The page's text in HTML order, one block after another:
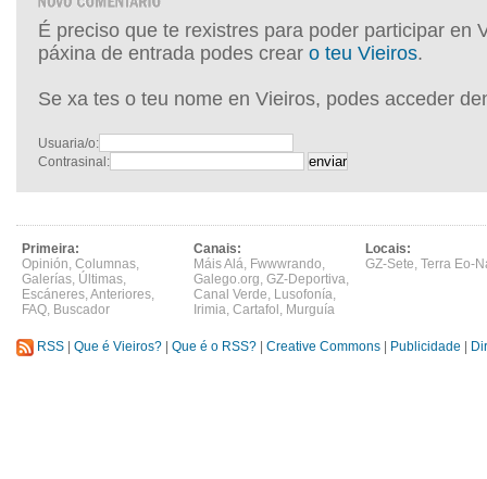
É preciso que te rexistres para poder participar en
páxina de entrada podes crear o teu Vieiros.
Se xa tes o teu nome en Vieiros, podes acceder
Usuaria/o:
Contrasinal:
Primeira:
Opinión, Columnas,
Galerías, Últimas,
Escáneres,Anteriores,
FAQ, Buscador
Canais:
Máis Alá, Fwwwrando,
Galego.org, GZ-Deportiva,
Canal Verde, Lusofonía,
Irimia, Cartafol , Murguía
Locais:
GZ-Sete, Terra Eo-
RSS Que é Vieiros? Que é o RSS? Creative Commons Publicidade